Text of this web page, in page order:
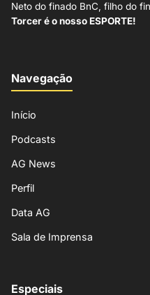
Neto do finado BnC, filho do
Torcer é o nosso ESPORTE!
Navegação
Início
Podcasts
AG News
Perfil
Data AG
Sala de Imprensa
Especiais